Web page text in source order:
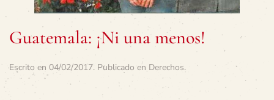
Guatemala: ¡Ni una menos!
Escrito en 04/02/2017. Publicado en Derechos.